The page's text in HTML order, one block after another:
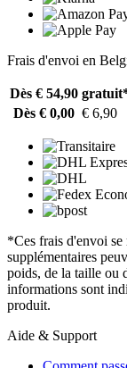
Frais d'envoi en
Dès € 54,90
Dès € 0,00 € 6,90
*Ces frais d'envoi se
supplémentaires
poids, de la taille ou
informations sont
produit.
Aide & Support